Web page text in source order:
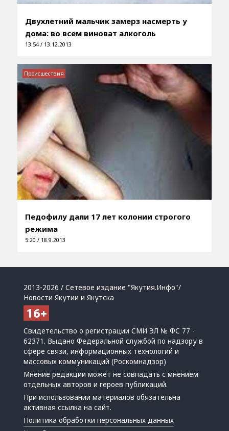
Двухлетний мальчик замерз насмерть у
дома: во всем виноват алкоголь
13:54 / 13.12.2013
Педофилу дали 17 лет колонии строгого
режима
5:20 / 18.9.2013
Происшествия
2013-2026 / Сетевое издание "Якутия.Инфо"/
Новости Якутии и Якутска
Свидетельство о регистрации СМИ ЭЛ № ФС 77 -
62371. Выдано Федеральной службой по надзору в
сфере связи, информационных технологий и
массовых коммуникаций (Роскомнадзор)
Мнение редакции может не совпадать с мнением
отдельных авторов и героев публикаций.
При использовании материалов обязательна
активная ссылка на сайт.
Политика обработки персональных данных